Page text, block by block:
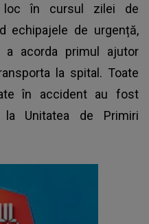
în cursul zilei de
echipajele de urgență,
acorda primul ajutor
la spital. Toate
în accident au fost
Unitatea de Primiri